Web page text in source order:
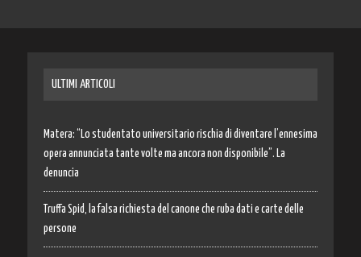
ULTIMI ARTICOLI
Matera: “Lo studentato universitario rischia di diventare l’ennesima
opera annunciata tante volte ma ancora non disponibile”. La
denuncia
Truffa Spid, la falsa richiesta del canone che ruba dati e carte delle
persone